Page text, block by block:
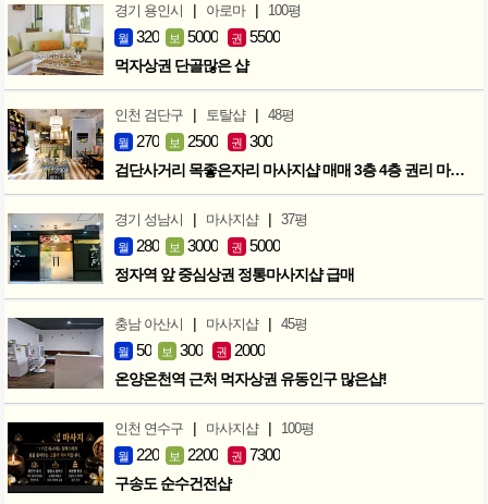
경기 용인시 | 아로마 | 100평
월 320 보 5000 권 5500
먹자상권 단골많은 샵
인천 검단구 | 토탈샵 | 48평
월 270 보 2500 권 300
검단사거리 목좋은자리 마사지샵 매매 3층 4층 권리 마지막인하 300만
경기 성남시 | 마사지샵 | 37평
월 280 보 3000 권 5000
정자역 앞 중심상권 정통마사지샵 급매
충남 아산시 | 마사지샵 | 45평
월 50 보 300 권 2000
온양온천역 근처 먹자상권 유동인구 많은샵!
인천 연수구 | 마사지샵 | 100평
월 220 보 2200 권 7300
구송도 순수건전샵